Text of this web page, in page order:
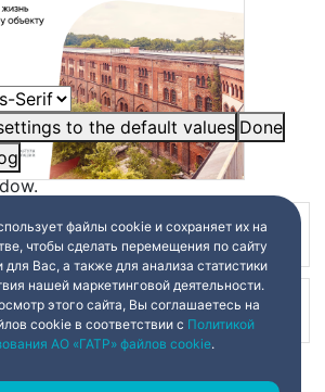
to the default values Done
канал в
канал в
файлы cookie и сохраняет их на
чтобы сделать перемещения по сайту
Вас, а также для анализа статистики
нашей маркетинговой деятельности.
этого сайта, Вы соглашаетесь на
cookie в соответствии с Политикой
АО «ГАТР» файлов cookie.